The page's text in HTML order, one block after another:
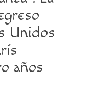
Unidos
años